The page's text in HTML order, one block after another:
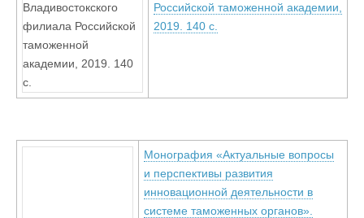
Российской таможенной академии,
2019. 140 с.
Монография «Актуальные вопросы
и перспективы развития
инновационной деятельности в
системе таможенных органов».